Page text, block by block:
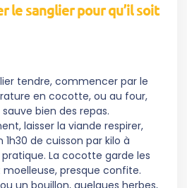
le sanglier pour qu’il soit
tendre, commencer par le
en cocotte, ou au four,
bien des repas.
laisser la viande respirer,
de cuisson par kilo à
pratique. La cocotte garde les
presque confite.